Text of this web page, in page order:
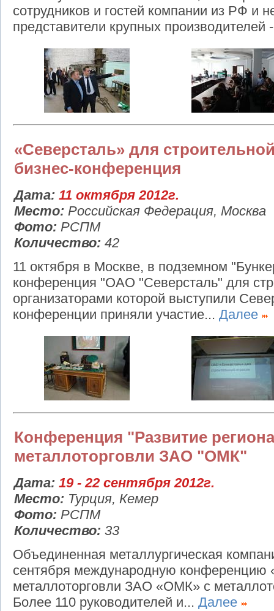
сотрудников и гостей компании из РФ и
представители крупных производителей
«Северсталь» для
бизнес-конференция
Дата: 11 октября 2012г.
Место: Российская Федерация, Москва
Фото: РСПМ
Количество: 42
11 октября в Москве, в подземном
конференция "ОАО "Северсталь" для
организаторами которой выступили
конференции приняли участие... Далее
Конференция "Развитие
металлоторговли ЗАО "ОМК"
Дата: 19 - 22 сентября 2012г.
Место: Турция, Кемер
Фото: РСПМ
Количество: 33
Объединенная металлургическая
сентября международную конференцию
металлоторговли ЗАО «ОМК» с
Более 110 руководителей и... Далее